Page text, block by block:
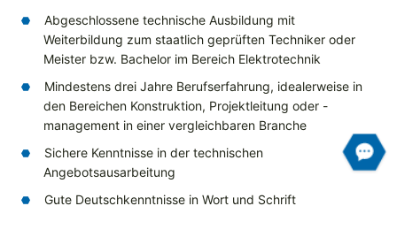
Abgeschlossene technische Ausbildung mit
Weiterbildung zum staatlich geprüften Techniker oder
Meister bzw. Bachelor im Bereich Elektrotechnik
Mindestens drei Jahre Berufserfahrung, idealerweise in
den Bereichen Konstruktion, Projektleitung oder -
management in einer vergleichbaren Branche
Sichere Kenntnisse in der technischen
Angebotsausarbeitung
Gute Deutschkenntnisse in Wort und Schrift